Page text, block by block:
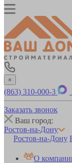
×
(863) 310-000-3
Заказать звонок
Ваш город:
Ростов-на-Дону
Ростов-на-Дону
О